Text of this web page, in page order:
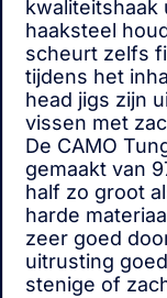
kwaliteitshaak
haaksteel
scheurt zelfs
tijdens het
head jigs zijn
vissen met
De CAMO
gemaakt van
half zo groot
harde
zeer goed
uitrusting
stenige of